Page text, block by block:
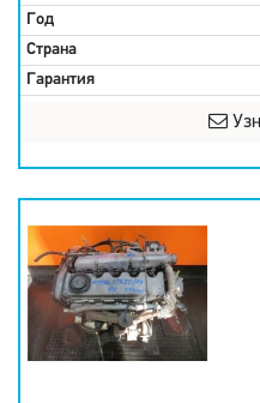
Год
Страна
Гарантия